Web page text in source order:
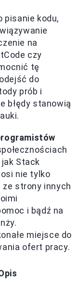
pisanie kodu,
na
czy
tę
do
prób i
błędy stanowią
Stack
nie tylko
strony innych
i bądź na
miejsce do
ofert pracy.